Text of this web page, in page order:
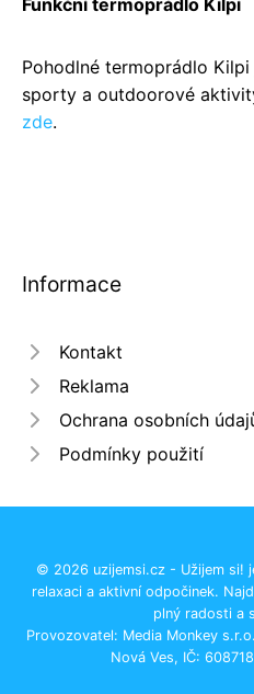
Pohodlné termoprádlo
sporty a outdoorové
zde.
Informace
Kontakt
Reklama
Ochrana osobních
Podmínky použití
© 2026 uzijemsi.cz - Užijem si!
relaxaci a aktivní odpočinek.
plný radosti a
Provozovatel: Media Monkey
Nová Ves, IČ: